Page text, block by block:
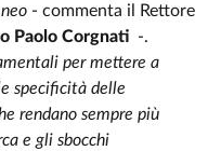
- commenta il Rettore
Paolo Corgnati -.
per mettere a
specificità delle
rendano sempre più
e gli sbocchi